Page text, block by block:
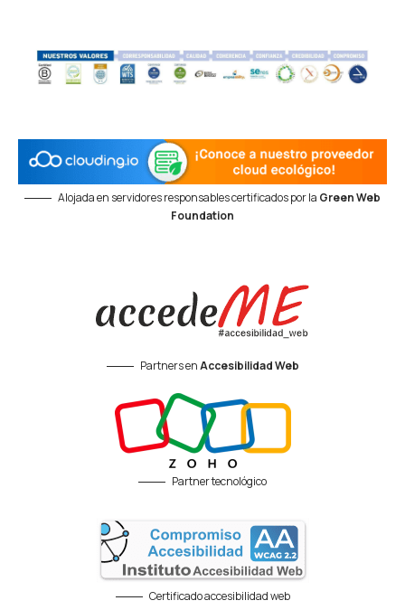
Alojada en servidores responsables certificados por la Green Web
Foundation
Partners enAccesibilidad Web
Partner tecnológico
Certificado accesibilidad web